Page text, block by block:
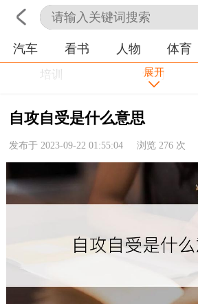
首页 科技 生活
汽车 看书 人物 体育
培训 学习
农业
命理
健康
历史
展开
自攻自受是什么意思
发布于 2023-09-22 01:55:04 浏览276 次